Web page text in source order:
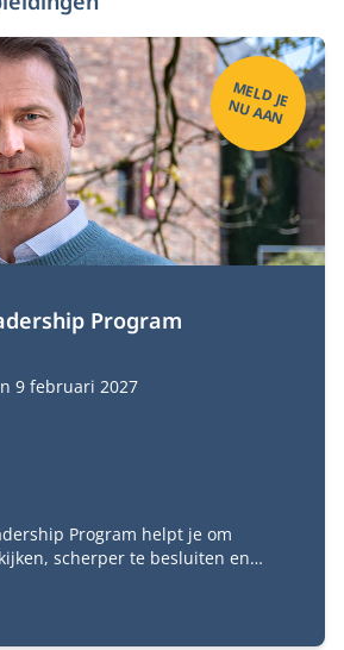
Program
9 februari 2027
Program helpt je om
scherper te besluiten en
M
ELD
JE
N
U
A
A
N